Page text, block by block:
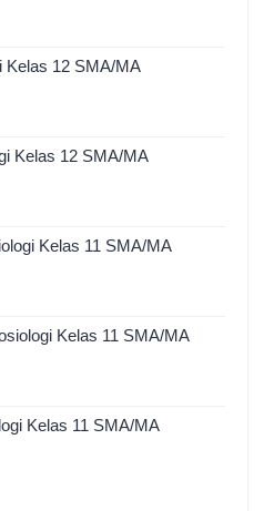
Kelas 12 SMA/MA
Kelas 12 SMA/MA
Kelas 11 SMA/MA
Kelas 11 SMA/MA
Kelas 11 SMA/MA